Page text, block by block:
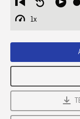
Restart
from
beginning
Seek
Play
1x
Playback